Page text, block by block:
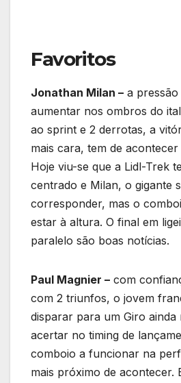
Favoritos
Jonathan Milan – a
aumentar nos ombros do
ao sprint e 2 derrotas, a
mais cara, tem de
Hoje viu-se que a Lidl-Trek
centrado e Milan, o gigante
corresponder, mas o
estar à altura. O final em
paralelo são boas notícias.
Paul Magnier – com
com 2 triunfos, o jovem
disparar para um Giro
acertar no timing de
comboio a funcionar na
mais próximo de acontecer.